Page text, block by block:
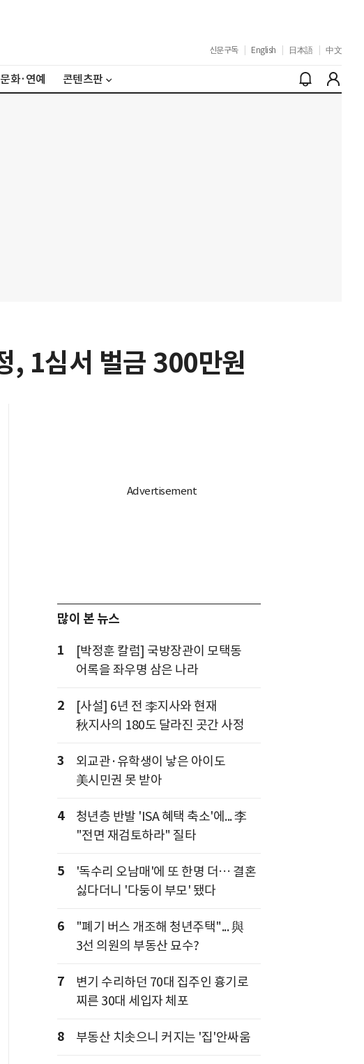
신문구독 English 日本語 中文
문화·연예 콘텐츠판
, 1심서 벌금 300만원
많이 본 뉴스
1
[박정훈 칼럼] 국방장관이 모택동
어록을 좌우명 삼은 나라
2
[사설] 6년 전 李지사와 현재
秋지사의 180도 달라진 곳간 사정
3
외교관·유학생이 낳은 아이도
美시민권 못 받아
4
청년층 반발 'ISA 혜택 축소'에... 李
"전면 재검토하라" 질타
5
'독수리 오남매'에 또 한명 더… 결혼
싫다더니 '다둥이 부모' 됐다
6
"폐기 버스 개조해 청년주택"... 與
3선 의원의 부동산 묘수?
7
변기 수리하던 70대 집주인 흉기로
찌른 30대 세입자 체포
8 부동산 치솟으니 커지는 '집'안싸움